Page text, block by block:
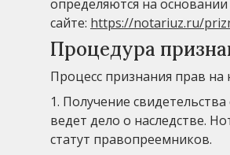
определяются на
сайте: https://notariuz.ru/
Процедура
Процесс признания прав
1. Получение
ведет дело о наследстве.
статут правопреемников.